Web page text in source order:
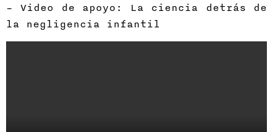
– Video de apoyo: La ciencia detrás de
la negligencia infantil